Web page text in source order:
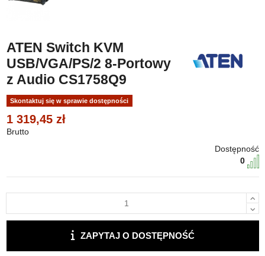
ATEN Switch KVM
USB/VGA/PS/2 8-Portowy
z Audio CS1758Q9
Skontaktuj się w sprawie dostępności
1 319,45 zł
Brutto
Dostępność
0
ZAPYTAJ O DOSTĘPNOŚĆ